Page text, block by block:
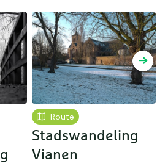
Route
Stadswandeling
Vianen